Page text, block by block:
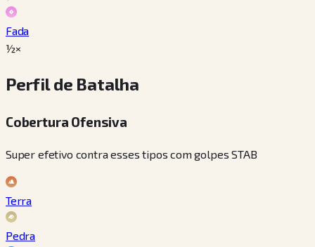
Fada
½×
Perfil de Batalha
Cobertura Ofensiva
Super efetivo contra esses tipos com golpes STAB
Terra
Pedra